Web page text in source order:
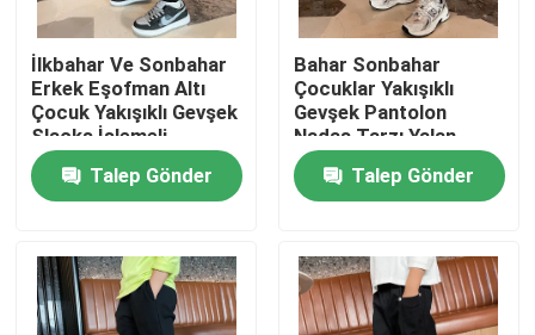
Ürün:% s
Hakkımızda
Fabrika turu
İlkbahar Ve Sonbahar
Erkek Eşofman Altı
Çocuk Yakışıklı Gevşek
Slacks İşlemeli
Talep Gönder
Bahar Sonbahar
Çocuklar Yakışıklı
Gevşek Pantolon
Nadas Tarzı Yalan
Talep Gönder